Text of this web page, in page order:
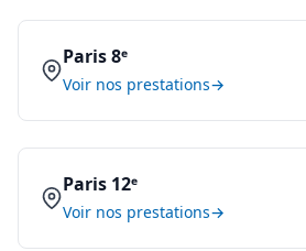
Paris 8ᵉ
Voir nos prestations
Paris 12ᵉ
Voir nos prestations